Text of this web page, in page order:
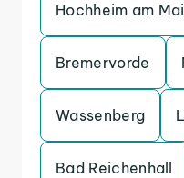
Hochheim am
Bremervorde
Wassenberg
Bad Reichenhall